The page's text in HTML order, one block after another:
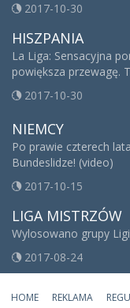
2017-10-30
HISZPANIA
La Liga: Sensacyjna
powiększa przewagę.
2017-10-30
NIEMCY
Po prawie czterech
Bundeslidze! (video)
2017-10-15
LIGA MISTRZÓW
Wylosowano grupy
2017-08-24
HOME REKLAMA